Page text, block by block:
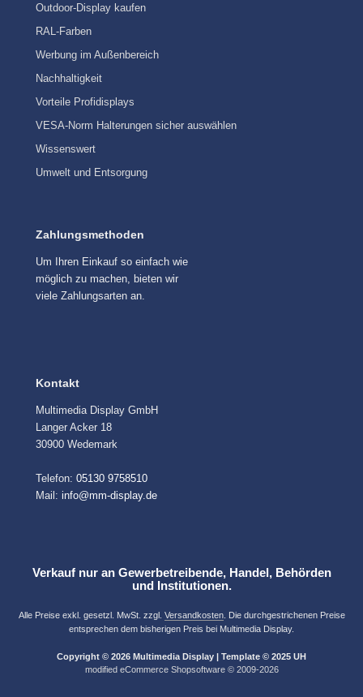
Outdoor-Display kaufen
RAL-Farben
Werbung im Außenbereich
Nachhaltigkeit
Vorteile Profidisplays
VESA-Norm Halterungen sicher auswählen
Wissenswert
Umwelt und Entsorgung
Zahlungsmethoden
Um Ihren Einkauf so einfach wie
möglich zu machen, bieten wir
viele Zahlungsarten an.
Kontakt
Multimedia Display GmbH
Langer Acker 18
30900 Wedemark
Telefon: 05130 9758510
Mail: info@mm-display.de
Verkauf nur an Gewerbetreibende, Handel, Behörden
und Institutionen.
Alle Preise exkl. gesetzl. MwSt. zzgl. Versandkosten. Die durchgestrichenen Preise
entsprechen dem bisherigen Preis bei Multimedia Display.
Copyright © 2026 Multimedia Display | Template © 2025 UH
modified eCommerce Shopsoftware © 2009-2026